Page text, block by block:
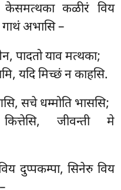
केसमत्थका कळीरं विय
गाथं अभासि –
पादतो याव मत्थका;
यदि मिच्छं न काहसि.
सचे धम्मोति भाससि;
जीवन्ती मे
दुप्पकम्पा, सिनेरु विय